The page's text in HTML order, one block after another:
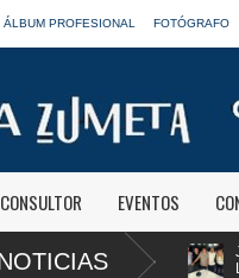
ÁLBUM PROFESIONAL FOTÓGRAFO
CONSULTOR EVENTOS
José Antonio Abellán, Juanma
LOS40